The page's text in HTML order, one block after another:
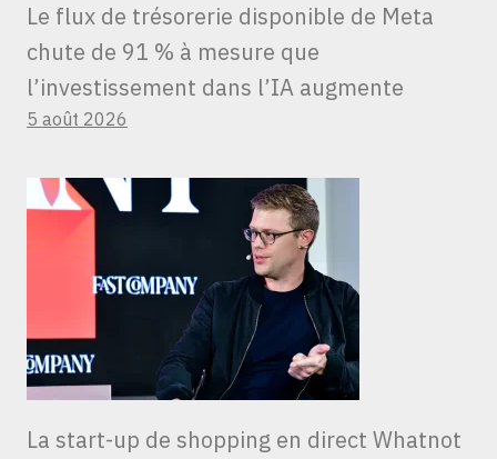
Le flux de trésorerie disponible de Meta
chute de 91 % à mesure que
l’investissement dans l’IA augmente
5 août 2026
La start-up de shopping en direct Whatnot